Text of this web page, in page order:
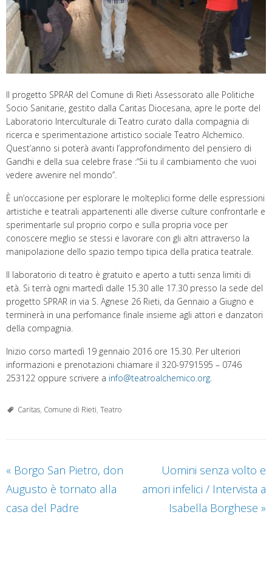
Il progetto SPRAR del Comune di Rieti Assessorato alle Politiche
Socio Sanitarie, gestito dalla Caritas Diocesana, apre le porte del
Laboratorio Interculturale di Teatro curato dalla compagnia di
ricerca e sperimentazione artistico sociale Teatro Alchemico.
Quest’anno si poterà avanti l’approfondimento del pensiero di
Gandhi e della sua celebre frase :“Sii tu il cambiamento che vuoi
vedere avvenire nel mondo”.
È un’occasione per esplorare le molteplici forme delle espressioni
artistiche e teatrali appartenenti alle diverse culture confrontarle e
sperimentarle sul proprio corpo e sulla propria voce per
conoscere meglio se stessi e lavorare con gli altri attraverso la
manipolazione dello spazio tempo tipica della pratica teatrale.
Il laboratorio di teatro è gratuito e aperto a tutti senza limiti di
età. Si terrà ogni martedì dalle 15.30 alle 17.30 presso la sede del
progetto SPRAR in via S. Agnese 26 Rieti, da Gennaio a Giugno e
terminerà in una perfomance finale insieme agli attori e danzatori
della compagnia.
Inizio corso martedì 19 gennaio 2016 ore 15.30. Per ulteriori
informazioni e prenotazioni chiamare il 320-9791595 – 0746
253122 oppure scrivere a info@teatroalchemico.org.
Caritas, Comune di Rieti, Teatro
« Borgo San Pietro, don
Augusto è tornato alla
casa del Padre
Uomini senza volto e
amori infelici / Intervista a
Isabella Borghese »